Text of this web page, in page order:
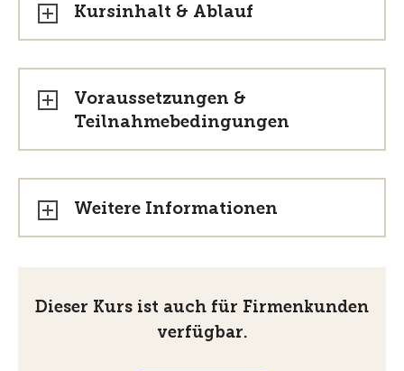
Kursinhalt & Ablauf
Voraussetzungen &
Teilnahmebedingungen
Weitere Informationen
Dieser Kurs ist auch für Firmenkunden
verfügbar.